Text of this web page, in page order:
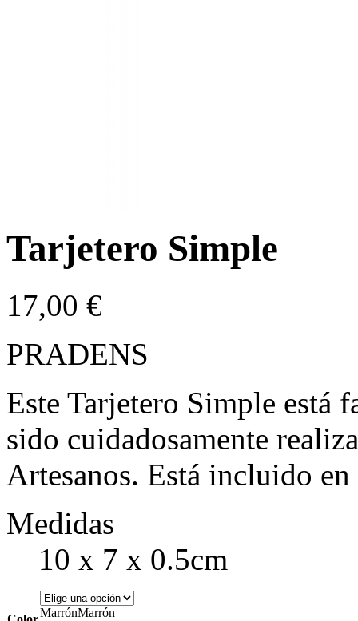
Tarjetero Simple
17,00 €
PRADENS
Este Tarjetero Simple está
sido cuidadosamente
Artesanos. Está incluido
Medidas
10 x 7 x 0.5cm
MarrónMarrón